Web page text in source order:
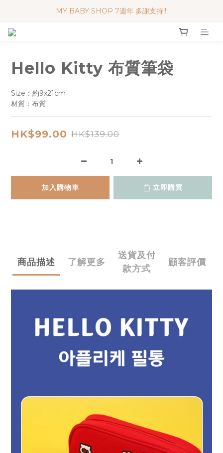
便利妥口罩 限時優惠 買一送一
MY BABY SHOP 7週年 多謝支持!!!
Hello Kitty 布質筆袋
Size：約9x21cm
材質：布質
HK$99.00 HK$139.00
加入購物車 立即購買
商品描述 了解更多
送貨及付
款方式
顧客評價